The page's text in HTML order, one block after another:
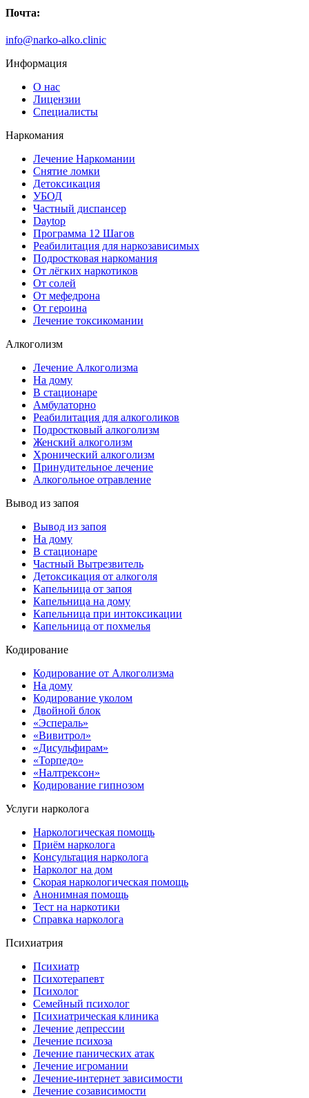
Почта:
info@narko-alko.clinic
Информация
О нас
Лицензии
Специалисты
Наркомания
Лечение Наркомании
Снятие ломки
Детоксикация
УБОД
Частный диспансер
Daytop
Программа 12 Шагов
Реабилитация для наркозависимых
Подростковая наркомания
От лёгких наркотиков
От солей
От мефедрона
От героина
Лечение токсикомании
Алкоголизм
Лечение Алкоголизма
На дому
В стационаре
Амбулаторно
Реабилитация для алкоголиков
Подростковый алкоголизм
Женский алкоголизм
Хронический алкоголизм
Принудительное лечение
Алкогольное отравление
Вывод из запоя
Вывод из запоя
На дому
В стационаре
Частный Вытрезвитель
Детоксикация от алкоголя
Капельница от запоя
Капельница на дому
Капельница при интоксикации
Капельница от похмелья
Кодирование
Кодирование от Алкоголизма
На дому
Кодирование уколом
Двойной блок
«Эспераль»
«Вивитрол»
«Дисульфирам»
«Торпедо»
«Налтрексон»
Кодирование гипнозом
Услуги нарколога
Наркологическая помощь
Приём нарколога
Консультация нарколога
Нарколог на дом
Скорая наркологическая помощь
Анонимная помощь
Тест на наркотики
Справка нарколога
Психиатрия
Психиатр
Психотерапевт
Психолог
Семейный психолог
Психиатрическая клиника
Лечение депрессии
Лечение психоза
Лечение панических атак
Лечение игромании
Лечение-интернет зависимости
Лечение созависимости